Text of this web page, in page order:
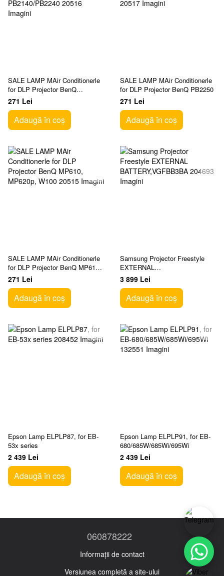
SALE LAMP MAir Conditionerle
for DLP Projector BenQ
PB2140/PB2240
271 Lei
Adaugă în coș
SALE LAMP MAir Conditionerle
for DLP Projector BenQ PB2250
271 Lei
Adaugă în coș
SALE LAMP MAir Conditionerle
for DLP Projector BenQ MP610,
MP620p, W100
271 Lei
Adaugă în coș
Samsung Projector Freestyle
EXTERNAL
BATTERY,VGFBB3BA
3 899 Lei
Adaugă în coș
Epson Lamp ELPLP87, for EB-
53x series
2 439 Lei
Adaugă în coș
Epson Lamp ELPLP91, for EB-
680/685W/685Wi/695Wi
2 439 Lei
Adaugă în coș
060878222
Informații de contact
Versiunea completă a site-ului